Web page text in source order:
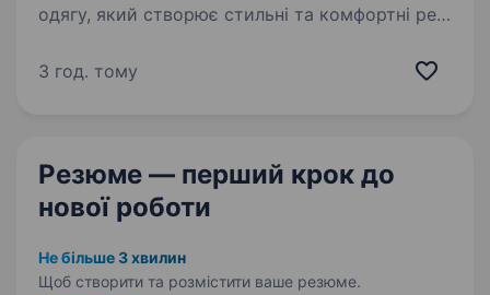
одягу, який створює стильні та комфортні речі
не просто брендом одягу, а частиною
3 год. тому
Резюме — перший крок до
нової роботи
Не більше 3 хвилин
Щоб створити та розмістити ваше резюме.